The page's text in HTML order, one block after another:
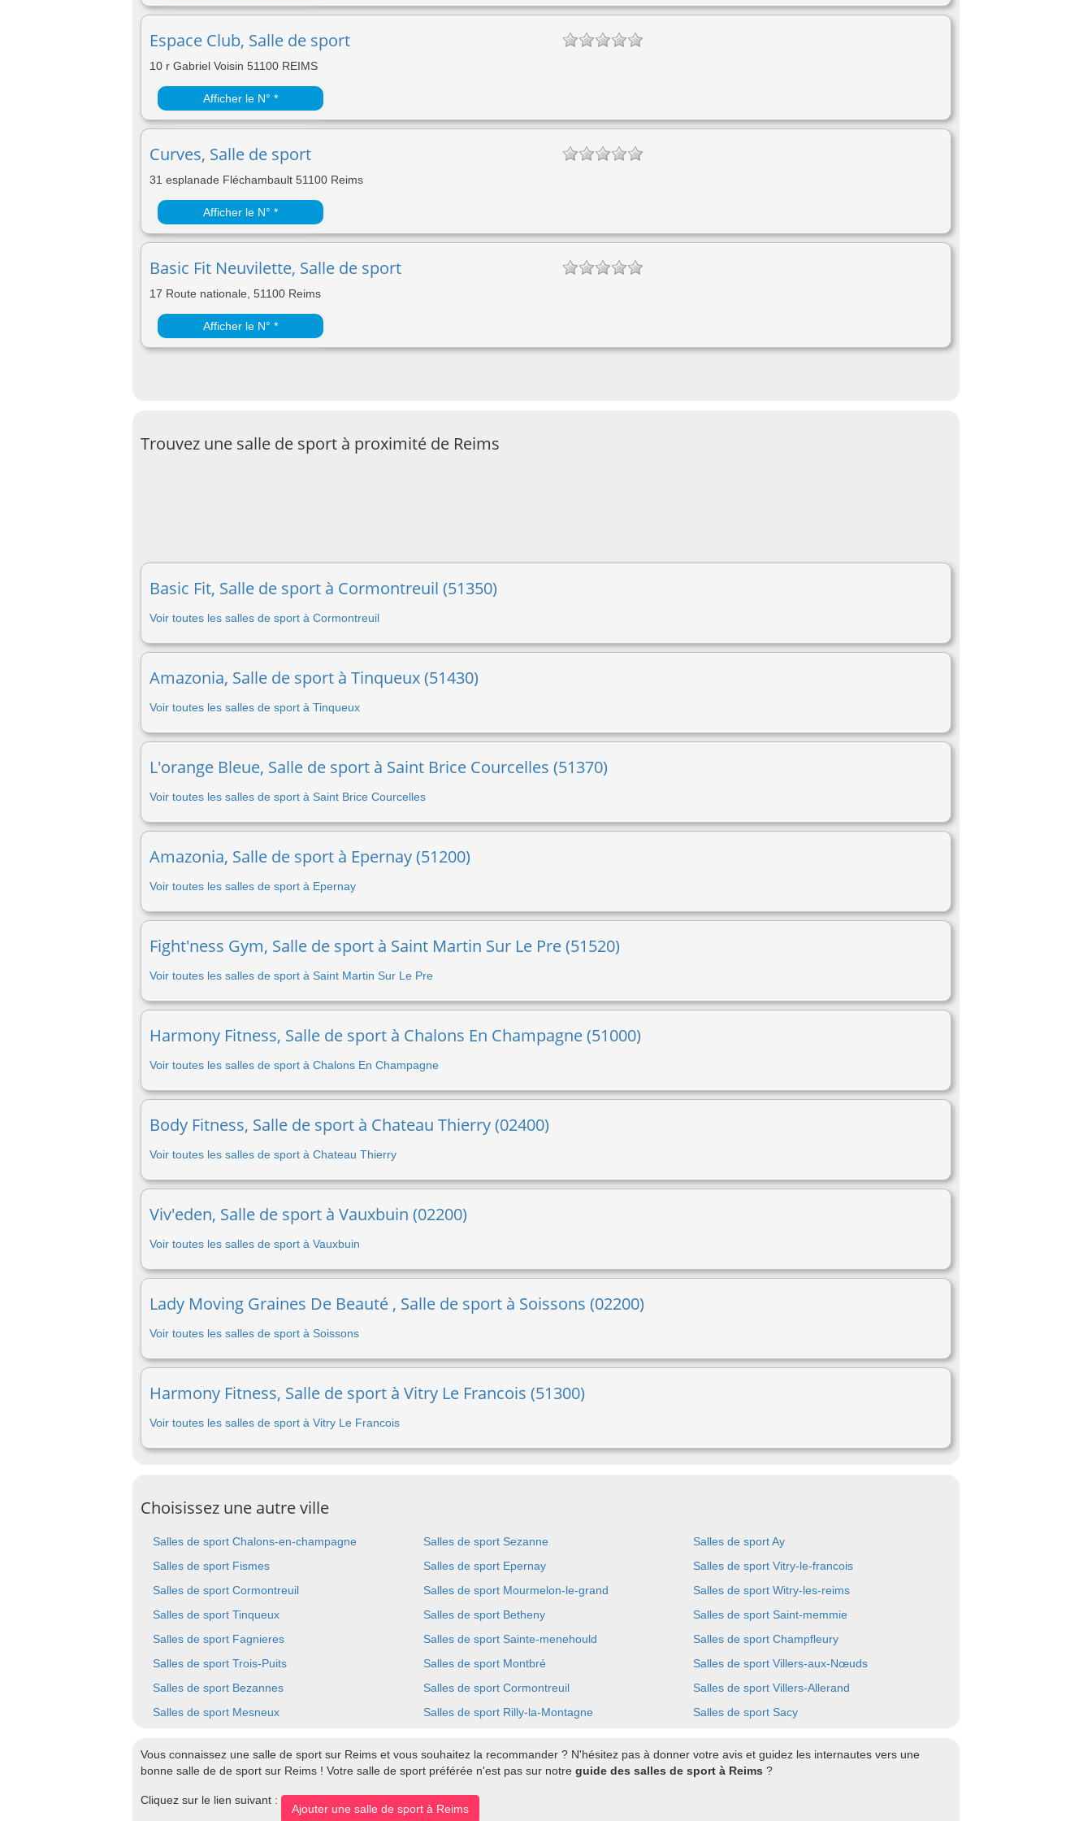
Espace Club, Salle de sport
10 r Gabriel Voisin 51100 REIMS
Afficher le N° *
Curves, Salle de sport
31 esplanade Fléchambault 51100 Reims
Afficher le N° *
Basic Fit Neuvilette, Salle de sport
17 Route nationale, 51100 Reims
Afficher le N° *
Trouvez une salle de sport à proximité de Reims
Basic Fit, Salle de sport à Cormontreuil (51350)
Voir toutes les salles de sport à Cormontreuil
Amazonia, Salle de sport à Tinqueux (51430)
Voir toutes les salles de sport à Tinqueux
L'orange Bleue, Salle de sport à Saint Brice Courcelles (51370)
Voir toutes les salles de sport à Saint Brice Courcelles
Amazonia, Salle de sport à Epernay (51200)
Voir toutes les salles de sport à Epernay
Fight'ness Gym, Salle de sport à Saint Martin Sur Le Pre (51520)
Voir toutes les salles de sport à Saint Martin Sur Le Pre
Harmony Fitness, Salle de sport à Chalons En Champagne (51000)
Voir toutes les salles de sport à Chalons En Champagne
Body Fitness, Salle de sport à Chateau Thierry (02400)
Voir toutes les salles de sport à Chateau Thierry
Viv'eden, Salle de sport à Vauxbuin (02200)
Voir toutes les salles de sport à Vauxbuin
Lady Moving Graines De Beauté , Salle de sport à Soissons (02200)
Voir toutes les salles de sport à Soissons
Harmony Fitness, Salle de sport à Vitry Le Francois (51300)
Voir toutes les salles de sport à Vitry Le Francois
Choisissez une autre ville
Salles de sport Chalons-en-champagne Salles de sport Sezanne
Salles de sport Ay
Salles de sport Fismes
Salles de sport Epernay
Salles de sport Vitry-le-francois
Salles de sport Cormontreuil
Salles de sport Mourmelon-le-grand
Salles de sport Witry-les-reims
Salles de sport Tinqueux
Salles de sport Betheny
Salles de sport Saint-memmie
Salles de sport Fagnieres
Salles de sport Sainte-menehould
Salles de sport Champfleury
Salles de sport Trois-Puits
Salles de sport Montbré
Salles de sport Villers-aux-Nœuds
Salles de sport Bezannes
Salles de sport Cormontreuil
Salles de sport Villers-Allerand
Salles de sport Mesneux
Salles de sport Rilly-la-Montagne Salles de sport Sacy
Vous connaissez une salle de sport sur Reims et vous souhaitez la recommander ? N'hésitez pas à donner votre avis et guidez les internautes vers une
bonne salle de de sport sur Reims ! Votre salle de sport préférée n'est pas sur notre guide des salles de sport à Reims ?
Cliquez sur le lien suivant :
Ajouter une salle de sport à Reims